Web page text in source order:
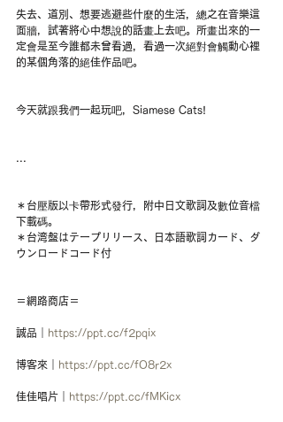
失去、道別、想要逃避些什麼的生活，總之在音樂這
面牆，試著將心中想說的話畫上去吧。所畫出來的一
定會是至今誰都未曾看過，看過一次絕對會觸動心裡
的某個角落的絕佳作品吧。
今天就跟我們一起玩吧，Siamese Cats!
＊台壓版以卡帶形式發行，附中日文歌詞及數位音檔
下載碼。
＊台湾盤はテープリリース、日本語歌詞カード、ダ
ウンロードコード付
＝網路商店＝
誠品｜ https://ppt.cc/f2pqix
博客來｜ https://ppt.cc/fO8r2x
佳佳唱片｜ https://ppt.cc/fMKicx